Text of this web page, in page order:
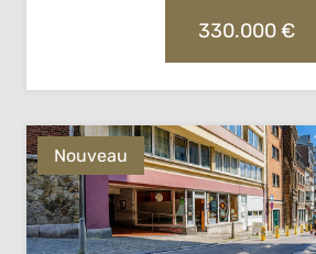
330.000 €
Nouveau